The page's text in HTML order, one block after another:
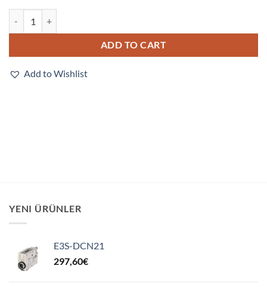
ADD TO CART
Add to Wishlist
YENI ÜRÜNLER
E3S-DCN21
297,60€